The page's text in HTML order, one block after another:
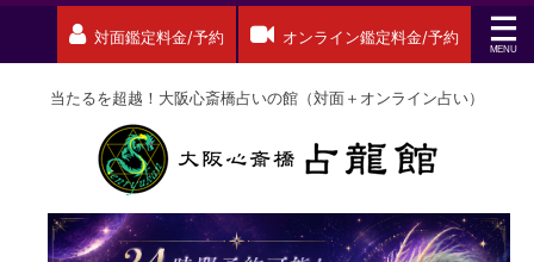
対面鑑定料金/予約 オンライン鑑定料金/予約
当たるを超越！大阪心斎橋占いの館（対面＋オンライン占い）